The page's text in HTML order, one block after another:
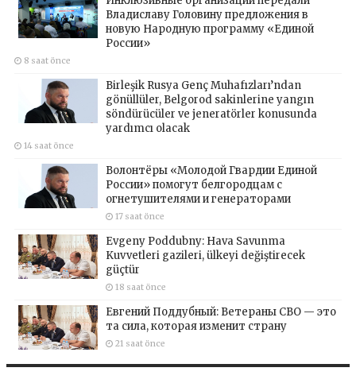
Владиславу Головину предложения в
новую Народную программу «Единой
России»
8 saat önce
Birleşik Rusya Genç Muhafızları’ndan
gönüllüler, Belgorod sakinlerine yangın
söndürücüler ve jeneratörler konusunda
yardımcı olacak
14 saat önce
Волонтёры «Молодой Гвардии Единой
России» помогут белгородцам с
огнетушителями и генераторами
17 saat önce
Evgeny Poddubny: Hava Savunma
Kuvvetleri gazileri, ülkeyi değiştirecek
güçtür
18 saat önce
Евгений Поддубный: Ветераны СВО — это
та сила, которая изменит страну
21 saat önce